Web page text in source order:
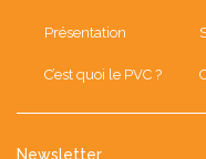
Présentation
C’est quoi le PVC ?
Newsletter